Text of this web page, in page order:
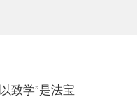
致学”是法宝